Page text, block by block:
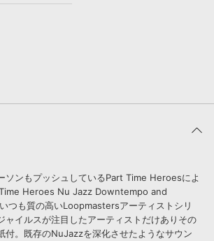
ソンもプッシュしているPart Time Heroesによ
Heroes Nu Jazz Downtempo and
つも質の高いLoopmastersアーティストシリ
ャイルスが注目したアーティストだけありその
付。既存のNuJazzを深化させたようなサウン